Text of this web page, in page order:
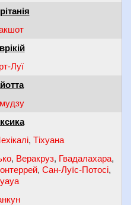
Луї
, Тіхуана
, Веракруз, Гвадалахара,
, Сан-Луїс-Потосі,